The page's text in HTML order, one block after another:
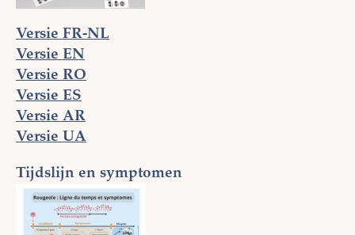
Versie FR-NL
Versie EN
Versie RO
Versie ES
Versie AR
Versie UA
Tijdslijn en symptomen